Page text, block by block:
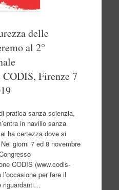
delle
al 2°
Firenze 7
pratica sanza scienzia,
in navilio sanza
ha certezza dove si
giorni 7 ed 8 novembre
CODIS (www.codis-
l’occasione per fare il
riguardanti…